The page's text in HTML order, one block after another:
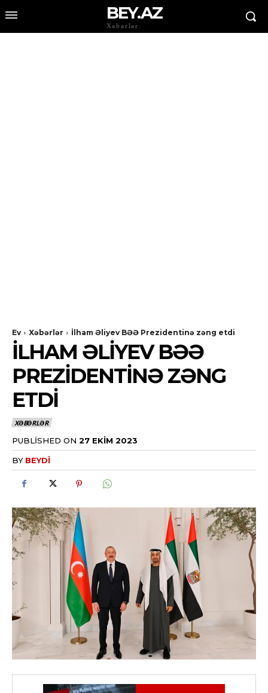
BEY.AZ
Xəbərlər
Ev Xəbərlər İlham Əliyev BƏƏ Prezidentinə zəng etdi
İLHAM ƏLIYEV BƏƏ
PREZIDENTINƏ ZƏNG
ETDI
XƏBƏRLƏR
PUBLISHED ON 27 EKIM 2023
BY BEYDI